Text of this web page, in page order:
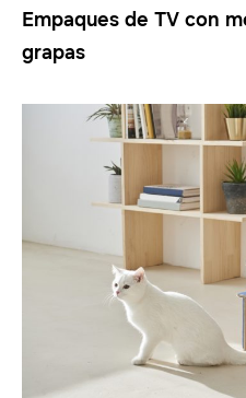
Empaques de TV con
grapas